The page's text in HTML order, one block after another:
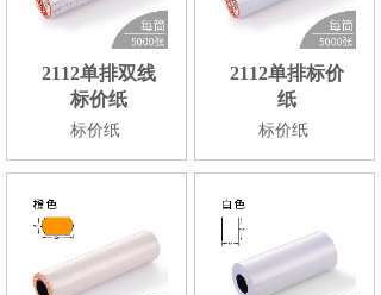
2112单排双线
标价纸
标价纸
2112单排标价
纸
标价纸